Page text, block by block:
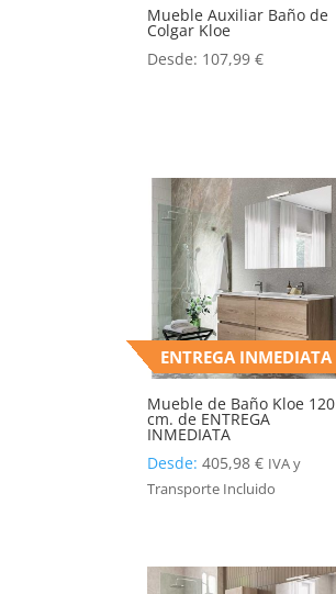
Mueble Auxiliar Baño de
Colgar Kloe
Desde: 107,99€
ENTREGA INMEDIATA
Mueble de Baño Kloe 120
cm. de ENTREGA
INMEDIATA
Desde:405,98€ IVA y
Transporte Incluido